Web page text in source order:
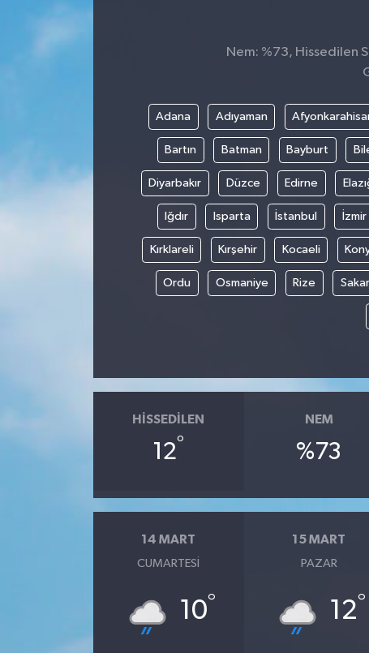
Nem: %73, Hissedilen
Adana Adıyaman
Bartın Batman Bayburt
Diyarbakır Düzce Edirne
Iğdır Isparta İstanbul İzmir
Kırklareli Kırşehir Kocaeli
Ordu Osmaniye Rize
HISSEDILEN
12°
NEM
%73
14 MART
CUMARTESI
10°
15 MART
PAZAR
12°